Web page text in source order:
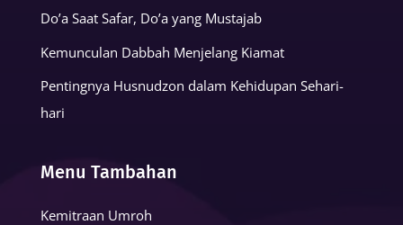
Do’a Saat Safar, Do’a yang Mustajab
Kemunculan Dabbah Menjelang Kiamat
Pentingnya Husnudzon dalam Kehidupan Sehari-
hari
Menu Tambahan
Kemitraan Umroh